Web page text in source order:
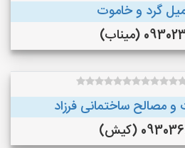
گرد و خاموت
(میناب)
مصالح ساختمانی فرزاد
(کیش)